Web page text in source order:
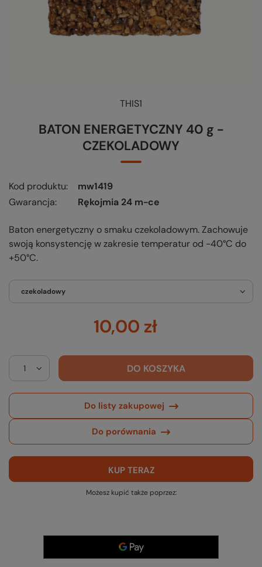
THIS1
BATON ENERGETYCZNY 40 g -
CZEKOLADOWY
Kod produktu
mw1419
Gwarancja
Rękojmia 24 m-ce
Baton energetyczny o smaku czekoladowym. Zachowuje
swoją konsystencję w zakresie temperatur od -40°C do
+50°C.
czekoladowy
10,00 zł
DO KOSZYKA
Do listy zakupowej
Do porównania
KUP TERAZ
Możesz kupić także poprzez: